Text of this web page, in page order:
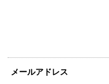
メールアドレス